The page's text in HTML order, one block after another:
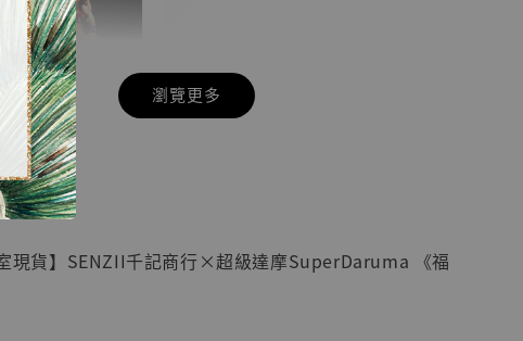
內現貨】七龍珠
蒐藏雕像 悟空
明紀念款 [奇蹟
- +
瀏覽更多
具】
現貨】SENZII千記商行×超級達摩SuperDaruma 《福